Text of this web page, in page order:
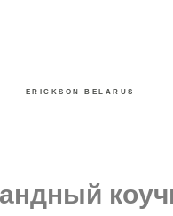
ERICKSON BELARUS